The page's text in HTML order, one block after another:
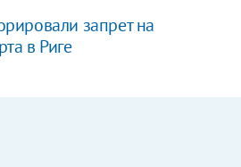
запрет на
в Риге